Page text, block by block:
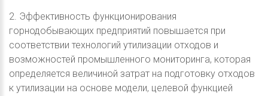
2. Эффективность функционирования
горнодобывающих предприятий повышается при
соответствии технологий утилизации отходов и
возможностей промышленного мониторинга, которая
определяется величиной затрат на подготовку отходов
к утилизации на основе модели, целевой функцией